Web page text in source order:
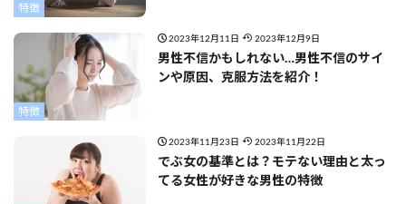
特徴
特徴
2023年12月11日 2023年12月9日
男性不信かもしれない…男性不信のサイ
ンや原因、克服方法を紹介！
2023年11月23日 2023年11月22日
でぶ女の基準とは？モテない理由と太っ
てる女性が好きな男性の特徴